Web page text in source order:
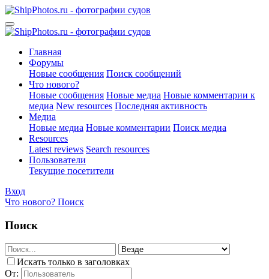
Главная
Форумы
Новые сообщения Поиск сообщений
Что нового?
Новые сообщения Новые медиа Новые комментарии к
медиа New resources Последняя активность
Медиа
Новые медиа Новые комментарии Поиск медиа
Resources
Latest reviews Search resources
Пользователи
Текущие посетители
Вход
Что нового? Поиск
Поиск
Искать только в заголовках
От: